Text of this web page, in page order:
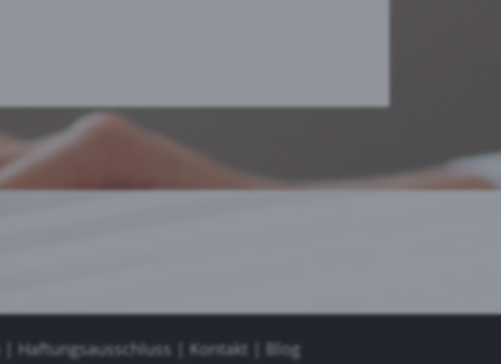
Haftungsausschluss Kontakt Blog